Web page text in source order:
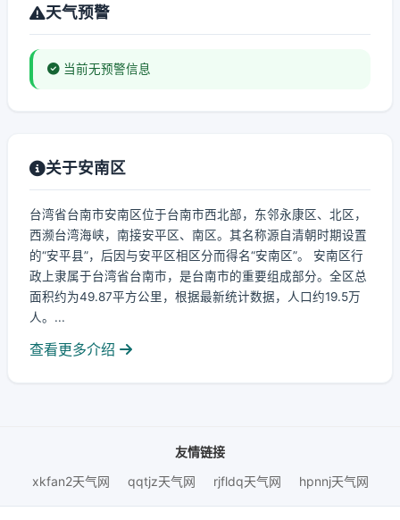
天气预警
当前无预警信息
关于安南区
台湾省台南市安南区位于台南市西北部，东邻永康区、北区，
西濒台湾海峡，南接安平区、南区。其名称源自清朝时期设置
的“安平县”，后因与安平区相区分而得名“安南区”。 安南区行
政上隶属于台湾省台南市，是台南市的重要组成部分。全区总
面积约为49.87平方公里，根据最新统计数据，人口约19.5万
人。...
查看更多介绍
友情链接
xkfan2天气网
qqtjz天气网 rjfldq天气网 hpnnj天气网